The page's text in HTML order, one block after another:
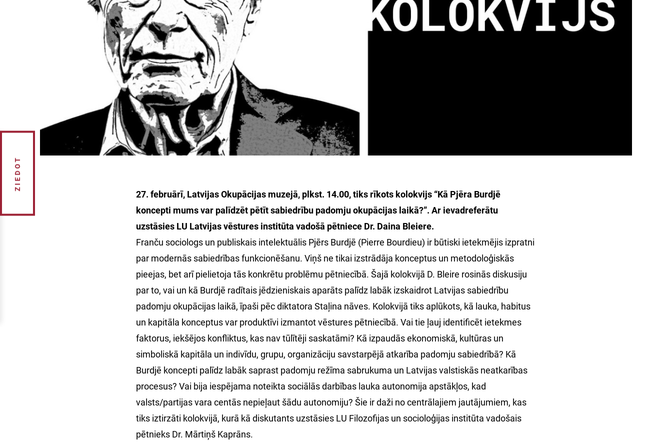
ZIEDOT
27. februārī, Latvijas Okupācijas muzejā, plkst. 14.00, tiks rīkots kolokvijs “Kā Pjēra Burdjē
koncepti mums var palīdzēt pētīt sabiedrību padomju okupācijas laikā?”. Ar ievadreferātu
uzstāsies LU Latvijas vēstures institūta vadošā pētniece Dr. Daina Bleiere.
Franču sociologs un publiskais intelektuālis Pjērs Burdjē (Pierre Bourdieu) ir būtiski ietekmējis izpratni
par modernās sabiedrības funkcionēšanu. Viņš ne tikai izstrādāja konceptus un metodoloģiskās
pieejas, bet arī pielietoja tās konkrētu problēmu pētniecībā. Šajā kolokvijā D. Bleire rosinās diskusiju
par to, vai un kā Burdjē radītais jēdzieniskais aparāts palīdz labāk izskaidrot Latvijas sabiedrību
padomju okupācijas laikā, īpaši pēc diktatora Staļina nāves. Kolokvijā tiks aplūkots, kā lauka, habitus
un kapitāla konceptus var produktīvi izmantot vēstures pētniecībā. Vai tie ļauj identificēt ietekmes
faktorus, iekšējos konfliktus, kas nav tūlītēji saskatāmi? Kā izpaudās ekonomiskā, kultūras un
simboliskā kapitāla un indivīdu, grupu, organizāciju savstarpējā atkarība padomju sabiedrībā? Kā
Burdjē koncepti palīdz labāk saprast padomju režīma sabrukuma un Latvijas valstiskās neatkarības
procesus? Vai bija iespējama noteikta sociālās darbības lauka autonomija apstākļos, kad
valsts/partijas vara centās nepieļaut šādu autonomiju? Šie ir daži no centrālajiem jautājumiem, kas
tiks iztirzāti kolokvijā, kurā kā diskutants uzstāsies LU Filozofijas un socioloģijas institūta vadošais
pētnieks Dr. Mārtiņš Kaprāns.